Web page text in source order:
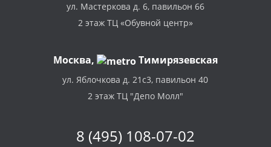
ул. Мастеркова д. 6, павильон 66
2 этаж ТЦ «Обувной центр»
Москва, Тимирязевская
ул. Яблочкова д. 21с3, павильон 40
2 этаж ТЦ "Депо Молл"
8 (495) 108-07-02